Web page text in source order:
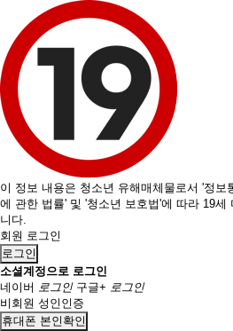
이 정보 내용은 청소년 유해매체물로서 '정
에 관한 법률' 및 '청소년 보호법'에 따라 19세
니다.
회원 로그인
로그인
소셜계정으로 로그인
네이버 로그인 구글+ 로그인
비회원 성인인증
휴대폰 본인확인